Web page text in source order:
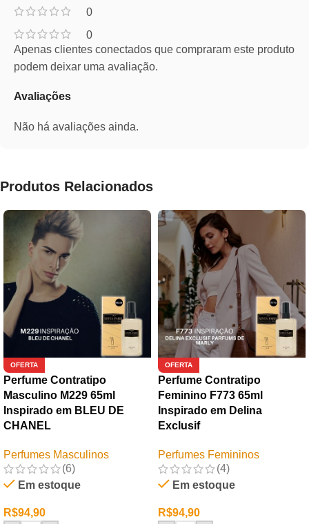
0
0
Avaliações
Não há avaliações ainda.
Apenas clientes conectados que compraram este produto
podem deixar uma avaliação.
Produtos Relacionados
OFERTA
Perfume Contratipo
Masculino M229 65ml
Inspirado em BLEU DE
CHANEL
Perfumes Masculinos
(6)
Em estoque
R$94,90
OFERTA
Perfume Contratipo
Feminino F773 65ml
Inspirado em Delina
Exclusif
Perfumes Femininos
(4)
Em estoque
R$94,90